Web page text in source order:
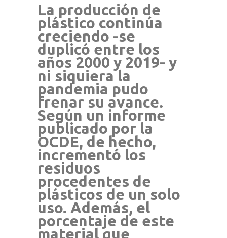
La producción de
plástico continúa
creciendo -se
duplicó entre los
años 2000 y 2019- y
ni siquiera la
pandemia pudo
frenar su avance.
Según un informe
publicado por la
OCDE, de hecho,
incrementó los
residuos
procedentes de
plásticos de un solo
uso. Además, el
porcentaje de este
material que